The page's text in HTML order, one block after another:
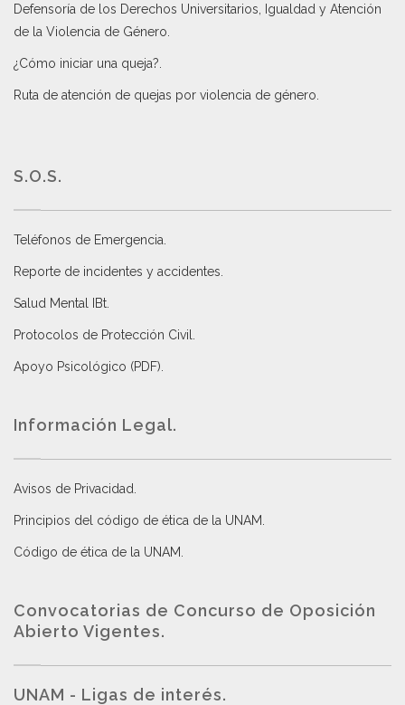
Defensoría de los Derechos Universitarios, Igualdad y Atención
de la Violencia de Género
¿Cómo iniciar una queja?
Ruta de atención de quejas por violencia de género
S.O.S.
Teléfonos de Emergencia.
Reporte de incidentes y accidentes
Salud Mental IBt
Protocolos de Protección Civil
Apoyo Psicológico (PDF)
Información Legal.
Avisos de Privacidad
Principios del código de ética de la UNAM
Código de ética de la UNAM
Convocatorias de Concurso de Oposición
Abierto Vigentes.
UNAM - Ligas de interés.